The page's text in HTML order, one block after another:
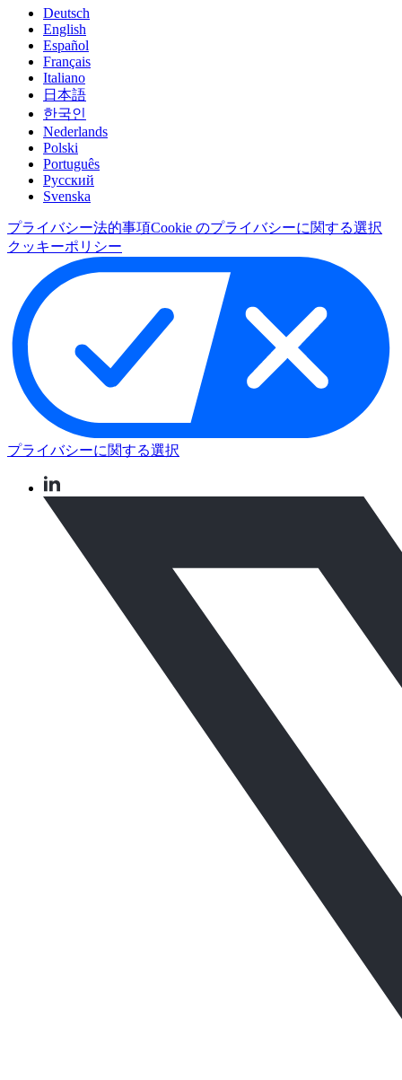
Deutsch
English
Español
Français
Italiano
日本語
한국인
Nederlands
Polski
Português
Pусский
Svenska
プライバシー法的事項Cookie のプライバシーに関する選択
クッキーポリシー
プライバシーに関する選択